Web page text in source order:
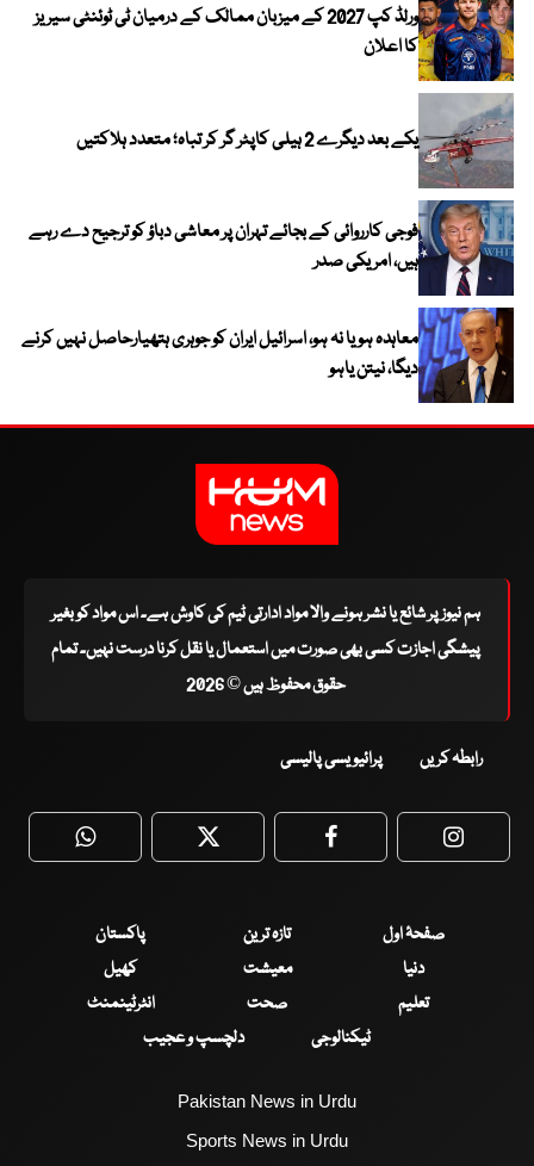
ورلڈ کپ 2027 کے میزبان ممالک کے درمیان ٹی ٹوئنٹی سیریز
کا اعلان
یکے بعد دیگرے 2 ہیلی کاپٹر گر کر تباہ؛ متعدد ہلاکتیں
فوجی کارروائی کے بجائے تہران پر معاشی دباؤ کو ترجیح دے رہے
ہیں، امریکی صدر
معاہدہ ہو یا نہ ہو، اسرائیل ایران کو جوہری ہتھیارحاصل نہیں کرنے
دیگا، نیتن یاہو
ہم نیوز پر شائع یا نشر ہونے والا مواد ادارتی ٹیم کی کاوش ہے۔ اس مواد کو بغیر
پیشگی اجازت کسی بھی صورت میں استعمال یا نقل کرنا درست نہیں۔ تمام
حقوق محفوظ ہیں © 2026
رابطہ کریں پرائیویسی پالیسی
WhatsApp Twitter Facebook
صفحۂ اول تازہ ترین
پاکستان
دنیا
معیشت
کھیل
تعلیم
صحت
انٹرٹینمنٹ
ٹیکنالوجی
دلچسپ و عجیب
Pakistan News in Urdu
Sports News in Urdu